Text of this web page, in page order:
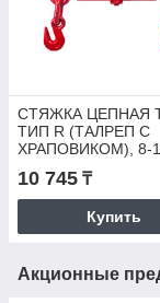
СТЯЖКА ЦЕПНАЯ
ТИП R (ТАЛРЕП С
ХРАПОВИКОМ), 8-
10 745 ₸
Купить
Акционные